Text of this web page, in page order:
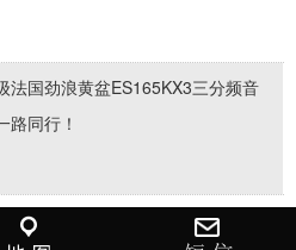
法国劲浪黄盆ES165KX3三分频音
路同行！